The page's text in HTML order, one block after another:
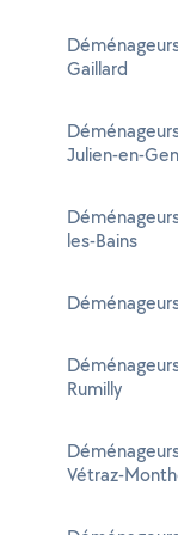
Gaillard
Julien-en-
les-Bains
Rumilly
Vétraz-